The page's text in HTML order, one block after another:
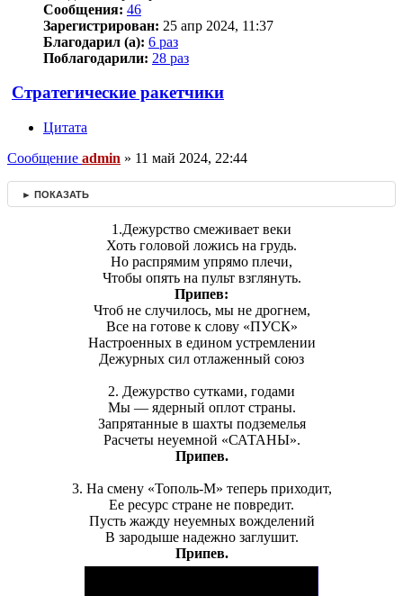
Сообщения: 46
Зарегистрирован: 25 апр 2024, 11:37
Благодарил (а): 6 раз
Поблагодарили: 28 раз
Стратегические ракетчики
Цитата
Сообщение admin » 11 май 2024, 22:44
► ПОКАЗАТЬ
1.Дежурство смеживает веки
Хоть головой ложись на грудь.
Но распрямим упрямо плечи,
Чтобы опять на пульт взглянуть.
Припев:
Чтоб не случилось, мы не дрогнем,
Все на готове к слову «ПУСК»
Настроенных в едином устремлении
Дежурных сил отлаженный союз
2. Дежурство сутками, годами
Мы — ядерный оплот страны.
Запрятанные в шахты подземелья
Расчеты неуемной «САТАНЫ».
Припев.
3. На смену «Тополь-М» теперь приходит,
Ее ресурс стране не повредит.
Пусть жажду неуемных вожделений
В зародыше надежно заглушит.
Припев.